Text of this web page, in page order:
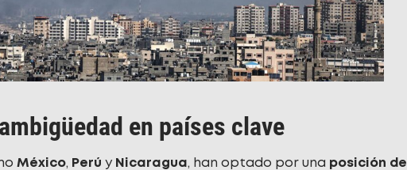
en países clave
México, Perú y Nicaragua, han optado por una posición de